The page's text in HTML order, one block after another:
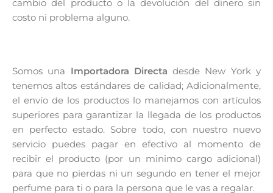
cambio del producto o la devolución del dinero sin
costo ni problema alguno.
Somos una Importadora Directa desde New York y
tenemos altos estándares de calidad; Adicionalmente,
el envío de los productos lo manejamos con artículos
superiores para garantizar la llegada de los productos
en perfecto estado. Sobre todo, con nuestro nuevo
servicio puedes pagar en efectivo al momento de
recibir el producto (por un minimo cargo adicional)
para que no pierdas ni un segundo en tener el mejor
perfume para ti o para la persona que le vas a regalar.